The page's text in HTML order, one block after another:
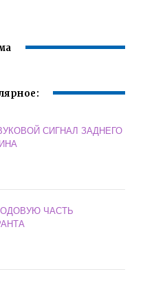
СИГНАЛ ЗАДНЕГО
ЧАСТЬ